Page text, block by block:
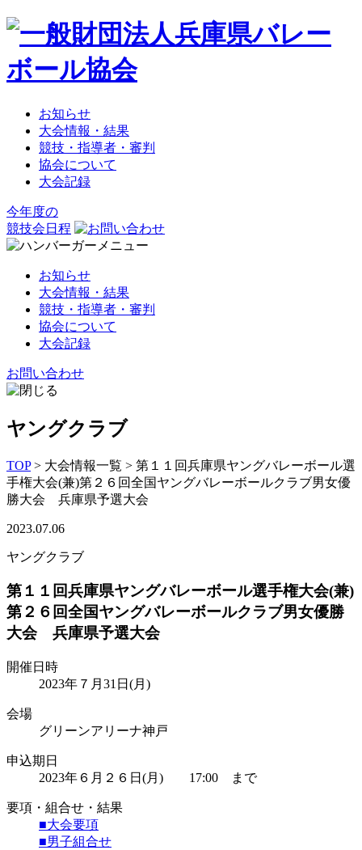
お知らせ
大会情報・結果
競技・指導者・審判
協会について
大会記録
今年度の
競技会日程
お知らせ
大会情報・結果
競技・指導者・審判
協会について
大会記録
お問い合わせ
ヤングクラブ
TOP > 大会情報一覧 > 第１１回兵庫県ヤングバレーボール選
手権大会(兼)第２６回全国ヤングバレーボールクラブ男女優
勝大会 兵庫県予選大会
2023.07.06
ヤングクラブ
第１１回兵庫県ヤングバレーボール選手権大会(兼)
第２６回全国ヤングバレーボールクラブ男女優勝
大会 兵庫県予選大会
開催日時
2023年７月31日(月)
会場
グリーンアリーナ神戸
申込期日
2023年６月２６日(月) 17:00 まで
要項・組合せ・結果
■大会要項
■男子組合せ